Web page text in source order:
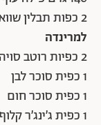
2 כפות תבלין שווארמה
למרינדה
2 כפיות רוטב סויה
1 כפית סוכר לבן
1 כפית סוכר חום
1 כפית ג’ינג’ר קלוף ומגורר